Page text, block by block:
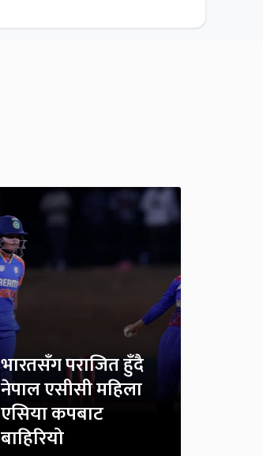
भारतसँग पराजित हुँदै
नेपाल एसीसी महिला
एसिया कपबाट
बाहिरियो